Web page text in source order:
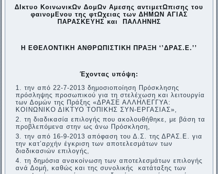
ΔΙκτυο ΚοινωνικΩν ΔομΩν Αμεσης αντιμετΩπισης του
φαινομΕνου της φτΩχειας των ΔΗΜΩΝ ΑΓΙΑΣ
ΠΑΡΑΣΚΕΥΗΣ και ΠΑΛΛΗΝΗΣ
Η ΕΘΕΛΟΝΤΙΚΗ ΑΝΘΡΩΠΙΣΤΙΚΗ ΠΡΑΞΗ ‘’ΔΡΑΣ.Ε.’’
Έχοντας υπόψη:
την από 22-7-2013 δημοσιοποίηση Πρόσκλησης
πρόσληψης προσωπικού για τη στελέχωση και λειτουργία
των Δομών της Πράξης «ΔΡΑΣΕ ΑΛΛΗΛΕΓΓΥΑ:
ΚΟΙΝΩΝΙΚΟ ΔΙΚΤΥΟ ΤΟΠΙΚΗΣ ΣΥΝ-ΕΡΓΑΣΙΑΣ»,
τη διαδικασία επιλογής που ακολουθήθηκε, με βάση τα
προβλεπόμενα στην ως άνω Πρόσκληση,
την από 16-9-2013 απόφαση του Δ.Σ. της ΔΡΑΣ.Ε. για
την κατ’αρχήν έγκριση των αποτελεσμάτων των
διαδικασιών επιλογής,
τη δημόσια ανακοίνωση των αποτελεσμάτων επιλογής
ανά Δομή, καθώς και της συνολικής κατάταξης των